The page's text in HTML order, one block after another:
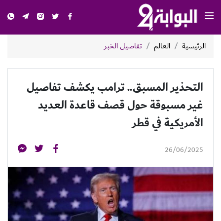
الرئيسية العالم تفاصيل الخبر
التحذير المسبق.. ترامب يكشف تفاصيل
غير مسبوقة حول قصف قاعدة العديد
الأمريكية في قطر
26/06/2025